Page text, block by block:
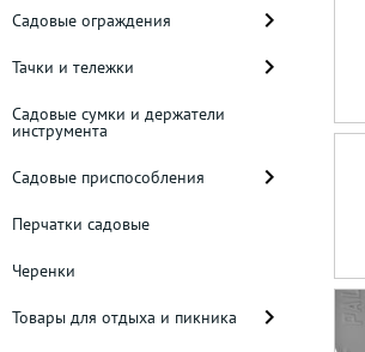
Садовые ограждения
Тачки и тележки
Садовые сумки и держатели
инструмента
Садовые приспособления
Перчатки садовые
Черенки
Товары для отдыха и пикника